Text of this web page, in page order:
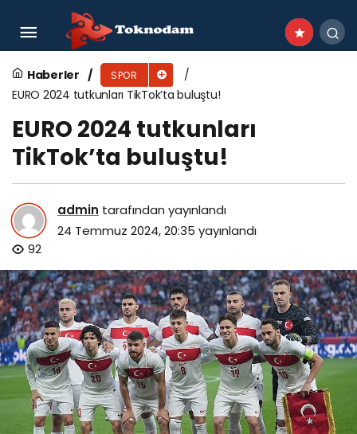
Haberler SPOR
EURO 2024 tutkunları TikTok’ta buluştu!
EURO 2024 tutkunları
TikTok’ta buluştu!
admin tarafından yayınlandı
24 Temmuz 2024, 20:35 yayınlandı
92
Gölcük Belediyesi yaz spor etkinlikleri
kapsamında Değirmende sahili 2-3-4 Ağustos
Turnuvası heyecanına ev sahipliği yapacak